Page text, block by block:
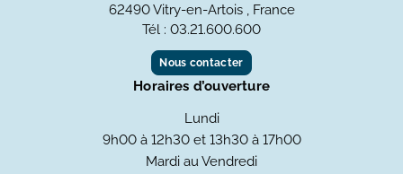
62490 Vitry-en-Artois , France
Tél : 03.21.600.600
Nous contacter
Horaires d’ouverture
Lundi
9h00 à 12h30 et 13h30 à 17h00
Mardi au Vendredi